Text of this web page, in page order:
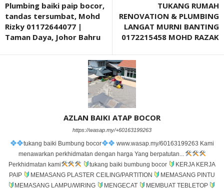
Plumbing baiki paip bocor,
tandas tersumbat, Mohd
Rizky 01172644077 |
Taman Daya, Johor Bahru
TUKANG RUMAH
RENOVATION & PLUMBING
LANGAT MURNI BANTING
0172215458 MOHD RAZAK
AZLAN BAIKI ATAP BOCOR
https://wasap.my/+60163199263
tukang baiki Bumbung bocor
www.wasap.my/60163199263 Kami
menawarkan perkhidmatan dengan harga Yang berpatutan...
Perkhidmatan kami
tukang baiki bumbung bocor
KERJA KERJA
PAIP
MEMASANG PLASTER CEILING/PARTITION
MEMASANG PINTU
MEMASANG LAMPU/WIRING
MENGECAT
MEMBUAT TEBLETOP